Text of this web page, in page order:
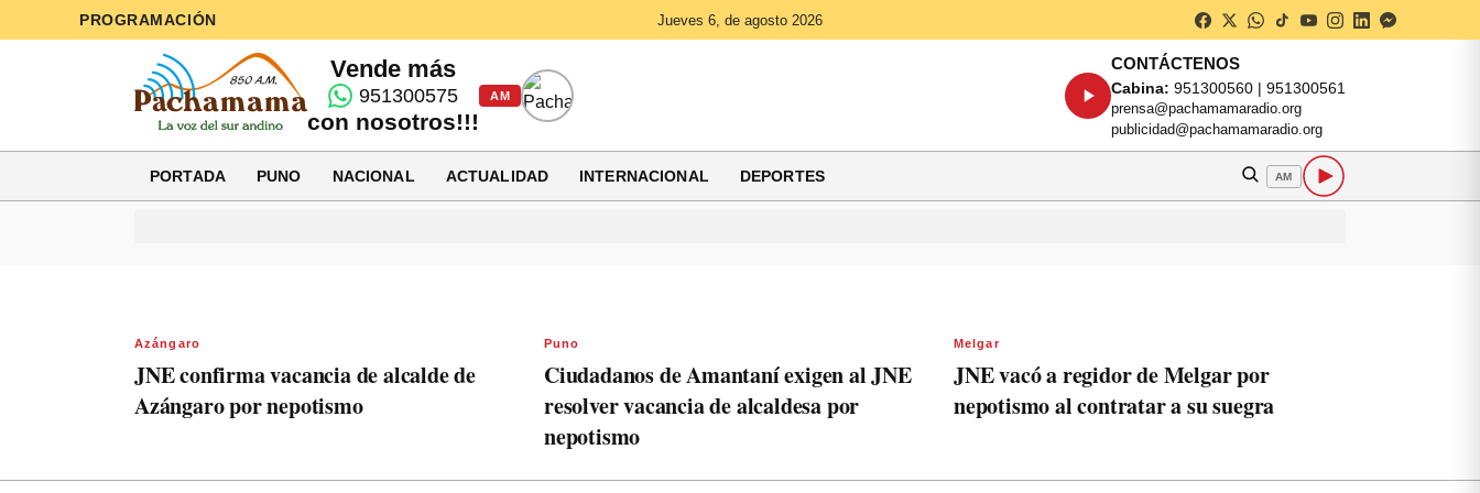
PROGRAMACIÓN Jueves 6, de agosto 2026
Vende más
951300575
con nosotros!!!
AM
CONTÁCTENOS
Cabina: 951300560 | 951300561
prensa@pachamamaradio.org
publicidad@pachamamaradio.org
PORTADA PUNO NACIONAL ACTUALIDAD INTERNACIONAL DEPORTES AM
Azángaro
JNE confirma vacancia de alcalde de
Azángaro por nepotismo
Puno
Ciudadanos de Amantaní exigen al JNE
resolver vacancia de alcaldesa por
nepotismo
Melgar
JNE vacó a regidor de Melgar por
nepotismo al contratar a su suegra